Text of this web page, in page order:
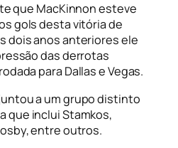
que MacKinnon esteve
gols desta vitória de
dois anos anteriores ele
das derrotas
para Dallas e Vegas.
a um grupo distinto
que inclui Stamkos,
entre outros.